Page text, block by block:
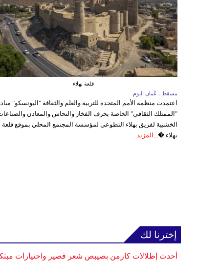
قلعة بهلاء
مسقط - عُمان اليوم
اعتمدت منظمة الأمم المتحدة للتربية والعلم والثقافة "اليونسكو"
"الممتلك الثقافي" الخاصة بحرف الفخار والنحاس والمعادن
الخشبية لفريق بهلاء التطوعي لمؤسسة المجتمع المحلي بموقع قلعة
بهلاء �... المزيد
إخترنا لك
أحدث إطلالات كارمن بصيبص شعر قصير واختيارات